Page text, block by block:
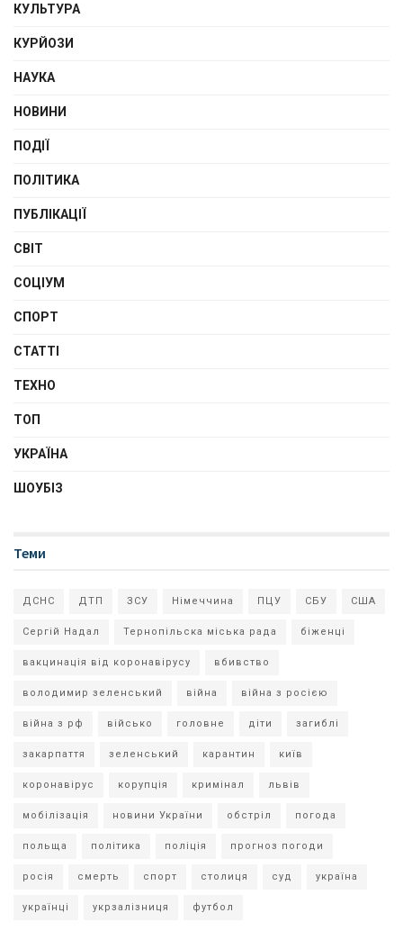
КУЛЬТУРА
КУРЙОЗИ
НАУКА
НОВИНИ
ПОДІЇ
ПОЛІТИКА
ПУБЛІКАЦІЇ
СВІТ
СОЦІУМ
СПОРТ
СТАТТІ
ТЕХНО
ТОП
УКРАЇНА
ШОУБІЗ
Теми
ДСНС ДТП ЗСУ Німеччина ПЦУ СБУ США
Сергій Надал Тернопільска міська рада біженці
вакцинація від коронавірусу вбивство
володимир зеленський війна війна з росією
війна з рф військо головне діти загиблі
закарпаття зеленський карантин київ
коронавірус корупція кримінал львів
мобілізація новини України обстріл погода
польща політика поліція прогноз погоди
росія смерть спорт столиця суд україна
українці укрзалізниця футбол